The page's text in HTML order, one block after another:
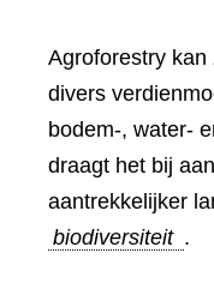
Agroforestry kan
divers
bodem-, water-
draagt het bij
aantrekkelijker
biodiversiteit .